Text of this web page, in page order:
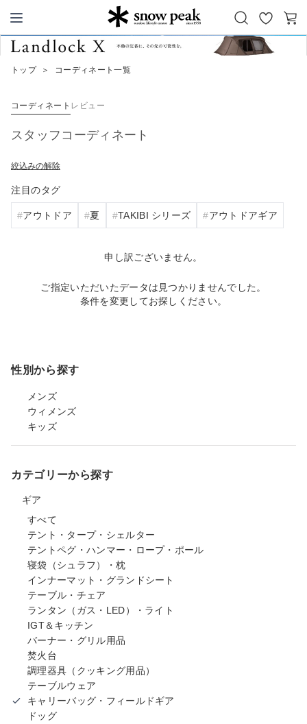
Snow Peak
お
気
カ
トップ ＞ コーディネート一覧
コーディネート レビュー
スタッフコーディネート
絞込みの解除
注目のタグ
アウトドア 夏 TAKIBI シリーズ アウトドアギア
申し訳ございません。
ご指定いただいたデータは見つかりませんでした。
条件を変更してお探しください。
性別から探す
メンズ
ウィメンズ
キッズ
カテゴリーから探す
ギア
すべて
テント・タープ・シェルター
テントペグ・ハンマー・ロープ・ポール
寝袋（シュラフ）・枕
インナーマット・グランドシート
テーブル・チェア
ランタン（ガス・LED）・ライト
IGT＆キッチン
バーナー・グリル用品
焚火台
調理器具（クッキング用品）
テーブルウェア
キャリーバッグ・フィールドギア
ドッグ